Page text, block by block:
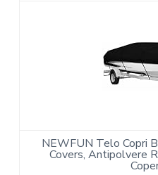
NEWFUN Telo Copri
Covers, Antipolvere